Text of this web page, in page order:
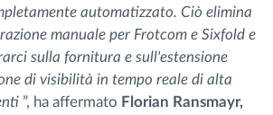
automatizzato. Ciò elimina
manuale per Frotcom e Sixfold e
sulla fornitura e sull'estensione
di visibilità in tempo reale di alta
”, ha affermato Florian Ransmayr,